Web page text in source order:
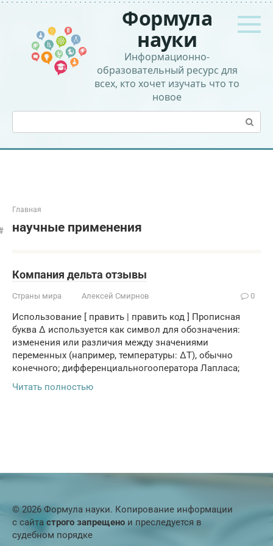
Перейти
контенту
Формула
науки
Информационно-
образовательный ресурс для
всех, кто хочет изучать что то
новое
Поиск:
Главная
научные применения
Компания дельта отзывы
Страны мира Алексей Смирнов 0
Использование [ править | править код ] Прописная
буква Δ используется как символ для обозначения:
изменения или различия между значениями
переменных (например, температуры: ΔT), обычно
конечного; дифференциальногооператора Лапласа;
Читать полностью
© 2026 Формула науки. Копирование информации
с сайта строго запрещено и преследуется в
судебном порядке